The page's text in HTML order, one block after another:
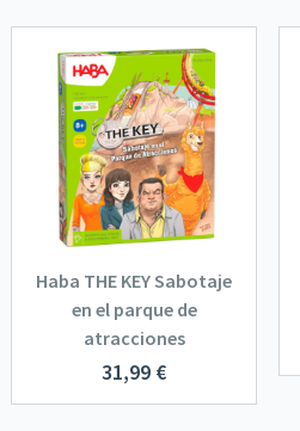
Haba THE KEY Sabotaje
en el parque de
atracciones
31,99 €